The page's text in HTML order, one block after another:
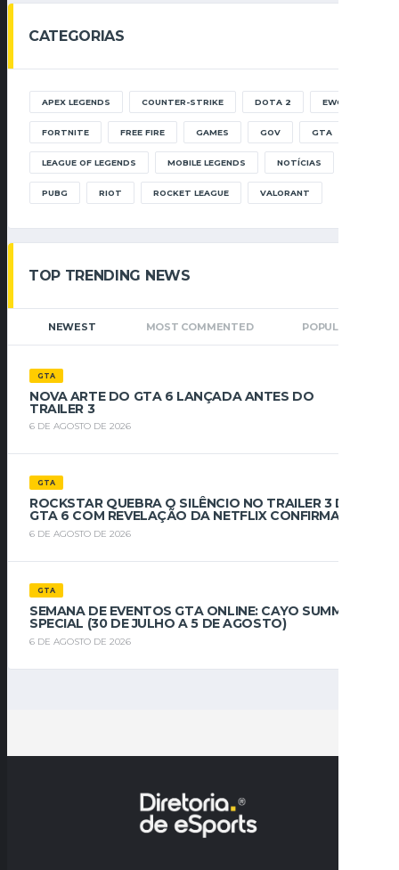
CATEGORIAS
APEX LEGENDS COUNTER-STRIKE DOTA 2 EWC
FORTNITE FREE FIRE GAMES GOV GTA
LEAGUE OF LEGENDS MOBILE LEGENDS NOTÍCIAS
PUBG RIOT ROCKET LEAGUE VALORANT
TOP TRENDING NEWS
NEWEST MOST COMMENTED POPULAR
GTA
NOVA ARTE DO GTA 6 LANÇADA ANTES DO
TRAILER 3
6 DE AGOSTO DE 2026
GTA
ROCKSTAR QUEBRA O SILÊNCIO NO TRAILER 3 DE
GTA 6 COM REVELAÇÃO DA NETFLIX CONFIRMADA
6 DE AGOSTO DE 2026
GTA
SEMANA DE EVENTOS GTA ONLINE: CAYO SUMMER
SPECIAL (30 DE JULHO A 5 DE AGOSTO)
6 DE AGOSTO DE 2026